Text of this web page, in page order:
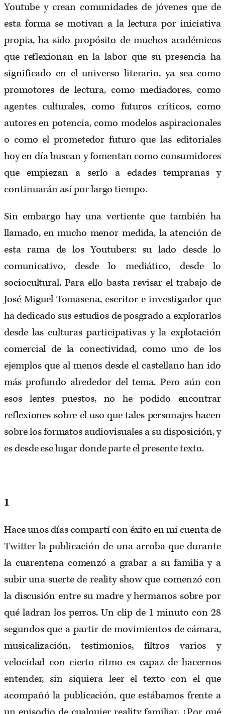
Youtube y crean comunidades de jóvenes que de
esta forma se motivan a la lectura por iniciativa
propia, ha sido propósito de muchos académicos
que reflexionan en la labor que su presencia ha
significado en el universo literario, ya sea como
promotores de lectura, como mediadores, como
agentes culturales, como futuros críticos, como
autores en potencia, como modelos aspiracionales
o como el prometedor futuro que las editoriales
hoy en día buscan y fomentan como consumidores
que empiezan a serlo a edades tempranas y
continuarán así por largo tiempo.
Sin embargo hay una vertiente que también ha
llamado, en mucho menor medida, la atención de
esta rama de los Youtubers: su lado desde lo
comunicativo, desde lo mediático, desde lo
sociocultural. Para ello basta revisar el trabajo de
José Miguel Tomasena, escritor e investigador que
ha dedicado sus estudios de posgrado a explorarlos
desde las culturas participativas y la explotación
comercial de la conectividad, como uno de los
ejemplos que al menos desde el castellano han ido
más profundo alrededor del tema. Pero aún con
esos lentes puestos, no he podido encontrar
reflexiones sobre el uso que tales personajes hacen
sobre los formatos audiovisuales a su disposición, y
es desde ese lugar donde parte el presente texto.
1
Hace unos días compartí con éxito en mi cuenta de
Twitter la publicación de una arroba que durante
la cuarentena comenzó a grabar a su familia y a
subir una suerte de reality show que comenzó con
la discusión entre su madre y hermanos sobre por
qué ladran los perros. Un clip de 1 minuto con 28
segundos que a partir de movimientos de cámara,
musicalización, testimonios, filtros varios y
velocidad con cierto ritmo es capaz de hacernos
entender, sin siquiera leer el texto con el que
acompañó la publicación, que estábamos frente a